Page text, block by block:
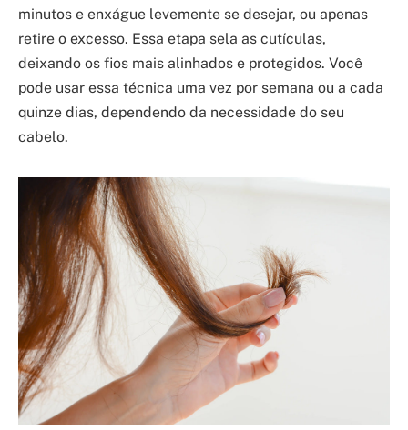
minutos e enxágue levemente se desejar, ou apenas
retire o excesso. Essa etapa sela as cutículas,
deixando os fios mais alinhados e protegidos. Você
pode usar essa técnica uma vez por semana ou a cada
quinze dias, dependendo da necessidade do seu
cabelo.